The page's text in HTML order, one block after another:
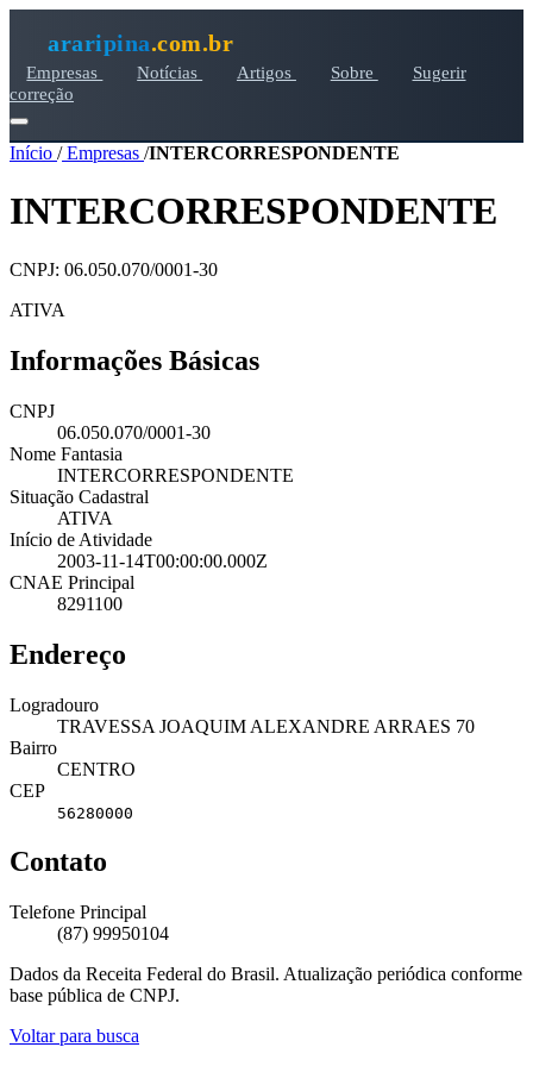
araripina.com.br
Empresas Notícias Artigos Sobre
Sugerir
correção
Início /Empresas /INTERCORRESPONDENTE
INTERCORRESPONDENTE
CNPJ: 06.050.070/0001-30
ATIVA
Informações Básicas
CNPJ
06.050.070/0001-30
Nome Fantasia
INTERCORRESPONDENTE
Situação Cadastral
ATIVA
Início de Atividade
2003-11-14T00:00:00.000Z
CNAE Principal
8291100
Endereço
Logradouro
TRAVESSA JOAQUIM ALEXANDRE ARRAES 70
Bairro
CENTRO
CEP
56280000
Contato
Telefone Principal
(87) 99950104
Dados da Receita Federal do Brasil. Atualização periódica conforme
base pública de CNPJ.
Voltar para busca